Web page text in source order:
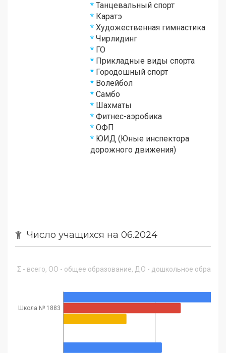
* Танцевальный спорт
* Каратэ
* Художественная гимнастика
* Чирлидинг
* ГО
* Прикладные виды спорта
* Городошный спорт
* Волейбол
* Самбо
* Шахматы
* Фитнес-аэробика
* ОФП
* ЮИД (Юные инспектора
дорожного движения)
Число учащихся на 06.2024
Σ - всего, ОО - общее образование, ДО - дошкольное
Школа № 1883